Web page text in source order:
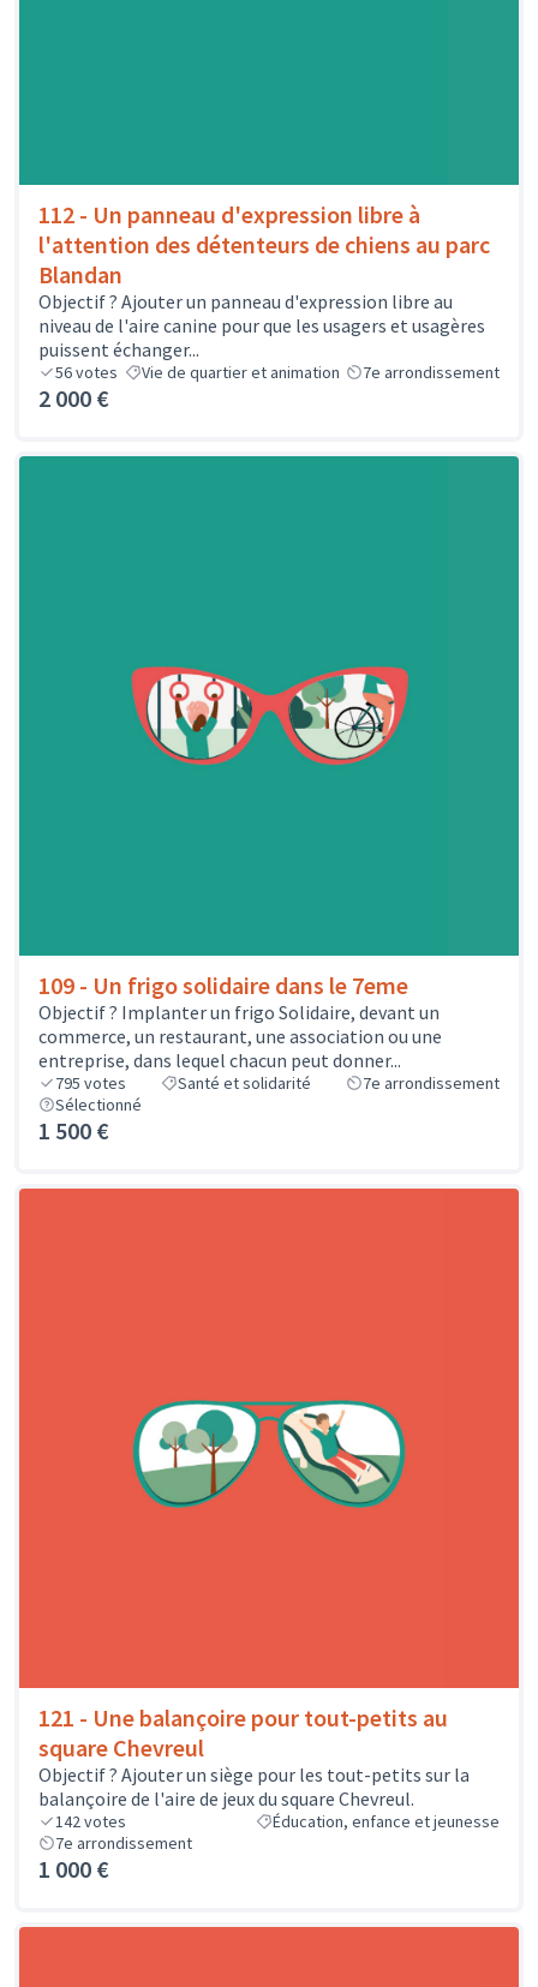
112 - Un panneau d'expression libre à
l'attention des détenteurs de chiens au parc
Blandan
Objectif ? Ajouter un panneau d'expression libre au
niveau de l'aire canine pour que les usagers et usagères
puissent échanger...
56votes Vie de quartier et animation 7e arrondissement
2 000 €
109 - Un frigo solidaire dans le 7eme
Objectif ? Implanter un frigo Solidaire, devant un
commerce, un restaurant, une association ou une
entreprise, dans lequel chacun peut donner...
795 votes Santé et solidarité
7e arrondissement
Sélectionné
1 500 €
121 - Une balançoire pour tout-petits au
square Chevreul
Objectif ? Ajouter un siège pour les tout-petits sur la
balançoire de l'aire de jeux du square Chevreul.
142votes
Éducation, enfance et jeunesse
7e arrondissement
1 000 €